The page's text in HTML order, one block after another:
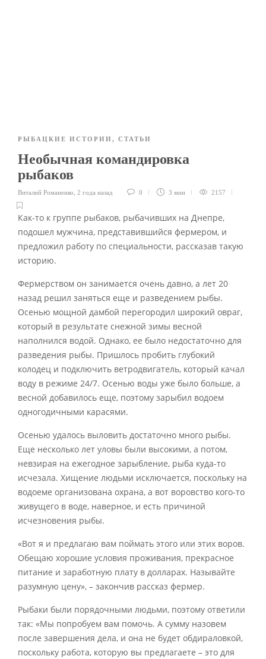
РЫБАЦКИЕ ИСТОРИИ , СТАТЬИ
Необычная командировка
рыбаков
Виталий Романенко 2 года назад 0 3 мин 2157
Как-то к группе рыбаков, рыбачивших на Днепре,
подошел мужчина, представившийся фермером, и
предложил работу по специальности, рассказав такую
историю.
Фермерством он занимается очень давно, а лет 20
назад решил заняться еще и разведением рыбы.
Осенью мощной дамбой перегородил широкий овраг,
который в результате снежной зимы весной
наполнился водой. Однако, ее было недостаточно для
разведения рыбы. Пришлось пробить глубокий
колодец и подключить ветродвигатель, который качал
воду в режиме 24/7. Осенью воды уже было больше, а
весной добавилось еще, поэтому зарыбил водоем
одногодичными карасями.
Осенью удалось выловить достаточно много рыбы.
Еще несколько лет уловы были высокими, а потом,
невзирая на ежегодное зарыбление, рыба куда-то
исчезала. Хищение людьми исключается, поскольку на
водоеме организована охрана, а вот воровство кого-то
живущего в воде, наверное, и есть причиной
исчезновения рыбы.
«Вот я и предлагаю вам поймать этого или этих воров.
Обещаю хорошие условия проживания, прекрасное
питание и заработную плату в долларах. Называйте
разумную цену», – закончив рассказ фермер.
Рыбаки были порядочными людьми, поэтому ответили
так: «Мы попробуем вам помочь. А сумму назовем
после завершения дела, и она не будет обдираловкой,
поскольку работа, которую вы предлагаете – это для